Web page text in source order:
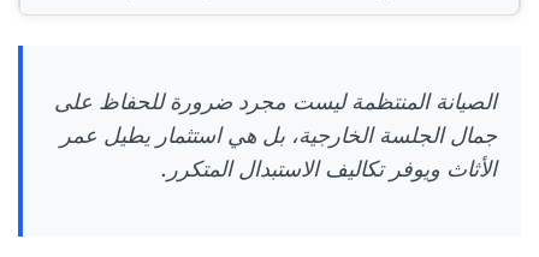
الصيانة المنتظمة ليست مجرد ضرورة للحفاظ على
جمال الجلسة الخارجية، بل هي استثمار يطيل عمر
الأثاث ويوفر تكاليف الاستبدال المتكرر.